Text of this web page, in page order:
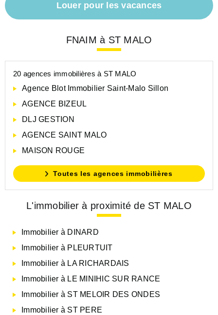
Louer pour les vacances
FNAIM à ST MALO
20 agences immobilières à ST MALO
Agence Blot Immobilier Saint-Malo Sillon
AGENCE BIZEUL
DLJ GESTION
AGENCE SAINT MALO
MAISON ROUGE
Toutes les agences immobilières
L'immobilier à proximité de ST MALO
Immobilier à DINARD
Immobilier à PLEURTUIT
Immobilier à LA RICHARDAIS
Immobilier à LE MINIHIC SUR RANCE
Immobilier à ST MELOIR DES ONDES
Immobilier à ST PERE